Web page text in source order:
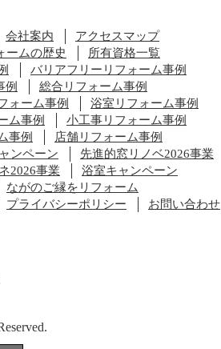
会社案内
アクセスマップ
ームの歴史
所有資格一覧
バリアフリーリフォーム事例
例
総合リフォーム事例
ォーム事例
浴室リフォーム事例
ム事例
小工事リフォーム事例
事例
店舗リフォーム事例
ンペーン
先進的窓リノベ2026事業
2026事業
浴室キャンペーン
ながのご縁をリフォーム
プライバシーポリシー
お問い合わせ